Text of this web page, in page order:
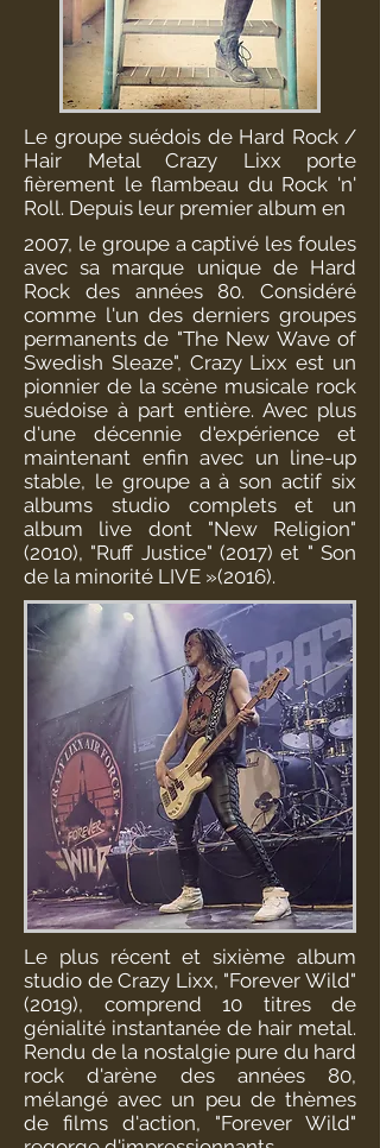
Le groupe suédois de Hard Rock /
Hair Metal Crazy Lixx porte
fièrement le flambeau du Rock 'n'
Roll. Depuis leur premier album en
2007, le groupe a captivé les foules
avec sa marque unique de Hard
Rock des années 80. Considéré
comme l'un des derniers groupes
permanents de "The New Wave of
Swedish Sleaze", Crazy Lixx est un
pionnier de la scène musicale rock
suédoise à part entière. Avec plus
d'une décennie d'expérience et
maintenant enfin avec un line-up
stable, le groupe a à son actif six
albums studio complets et un
album live dont "New Religion"
(2010), "Ruff Justice" (2017) et " Son
de la minorité LIVE »(2016).
Le plus récent et sixième album
studio de Crazy Lixx, "Forever Wild"
(2019), comprend 10 titres de
génialité instantanée de hair metal.
Rendu de la nostalgie pure du hard
rock d'arène des années 80,
mélangé avec un peu de thèmes
de films d'action, "Forever Wild"